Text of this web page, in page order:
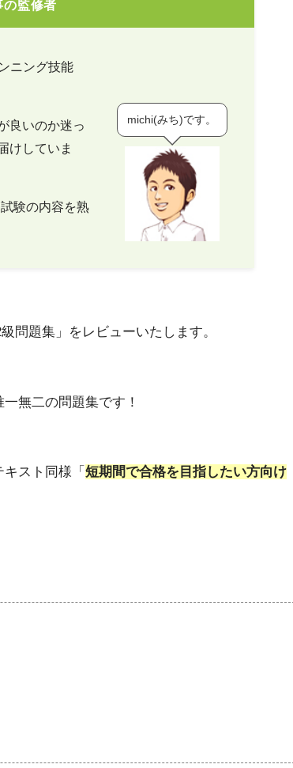
の監修者
ニング技能
良いのか迷っ
けしていま
験の内容を熟
michi(みち)です。
問題集」をレビューいたします。
一無二の問題集です！
スト同様「 短期間で合格を目指したい方向け